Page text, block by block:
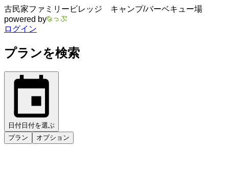
古民家ファミリービレッジ キャンプ/バーベキュー場
powered by
ログイン
プランを検索
日付 日付を選ぶ
プラン
オプション